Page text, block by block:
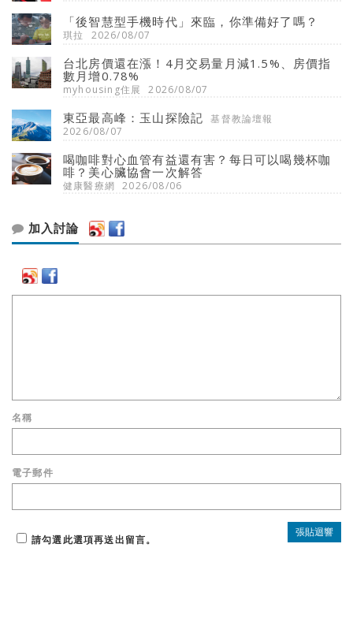
「後智慧型手機時代」來臨，你準備好了嗎？
琪拉 2026/08/07
台北房價還在漲！4月交易量月減1.5%、房價指
數月增0.78%
myhousing住展 2026/08/07
東亞最高峰：玉山探險記
基督教論壇報
2026/08/07
喝咖啡對心血管有益還有害？每日可以喝幾杯咖
啡？美心臟協會一次解答
健康醫療網 2026/08/06
加入討論
名稱
電子郵件
請勾選此選項再送出留言。